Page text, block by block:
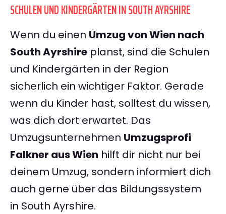
SCHULEN UND KINDERGÄRTEN IN SOUTH AYRSHIRE
Wenn du einen Umzug von Wien nach
South Ayrshire planst, sind die Schulen
und Kindergärten in der Region
sicherlich ein wichtiger Faktor. Gerade
wenn du Kinder hast, solltest du wissen,
was dich dort erwartet. Das
Umzugsunternehmen Umzugsprofi
Falkner aus Wien hilft dir nicht nur bei
deinem Umzug, sondern informiert dich
auch gerne über das Bildungssystem
in South Ayrshire.